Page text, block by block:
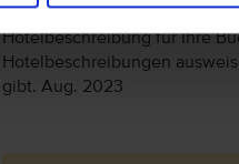
Nachzahlungsforderungen
Hotelbeschreibung für Ihre
Hotelbeschreibungen
gibt. Aug. 2023